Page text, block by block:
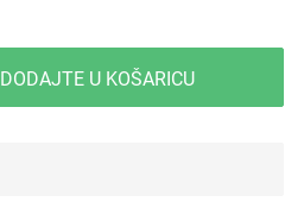
DODAJTE U KOŠARICU